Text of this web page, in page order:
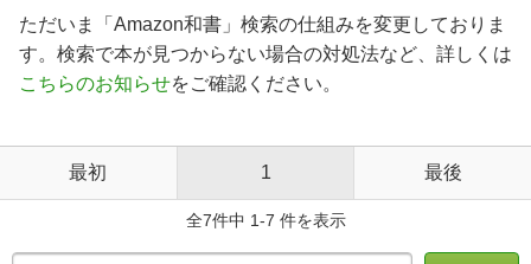
ただいま「Amazon和書」検索の仕組みを変更しておりま
す。検索で本が見つからない場合の対処法など、詳しくは
こちらのお知らせをご確認ください。
最初 1 最後
全7件中 1-7 件を表示